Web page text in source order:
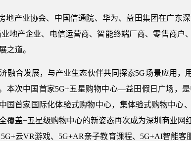
地产业协会、中国信通院、华为、益田集团在广东
地产企业、电信运营商、智能终端厂商、零售商户
之道。
融合发展，与产业生态伙伴共同探索5G场景应用，
本次中国首家5G+五星购物中心—益田假日广场，
国首家国际化体验式购物中心，集体验式购物中心
覆盖+五星级购物中心的新姿态再次成为深圳商业网
云VR游戏、5G+AR亲子教育课程、5G+AI智能